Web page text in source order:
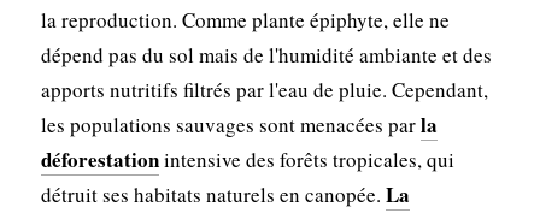
la reproduction. Comme plante épiphyte, elle ne
dépend pas du sol mais de l'humidité ambiante et des
apports nutritifs filtrés par l'eau de pluie. Cependant,
les populations sauvages sont menacées parla
déforestationintensive des forêts tropicales, qui
détruit ses habitats naturels en canopée. La